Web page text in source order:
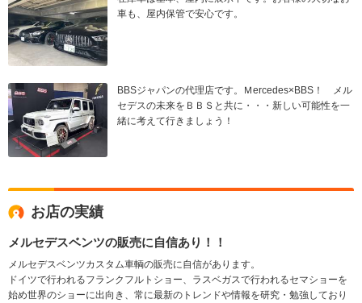
車も、屋内保管で安心です。
BBSジャパンの代理店です。Ｍercedes×BBS！ メル
セデスの未来をＢＢＳと共に・・・新しい可能性を一
緒に考えて行きましょう！
お店の実績
メルセデスベンツの販売に自信あり！！
メルセデスベンツカスタム車輌の販売に自信があります。
ドイツで行われるフランクフルトショー、ラスベガスで行われるセマショーを
始め世界のショーに出向き、常に最新のトレンドや情報を研究・勉強しており